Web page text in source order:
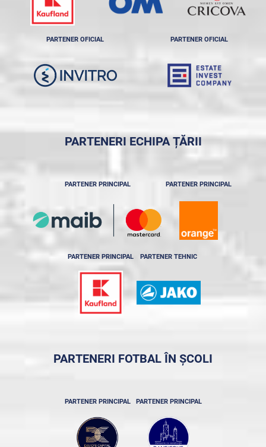
PARTENER OFICIAL PARTENER OFICIAL
PARTENERI ECHIPA ȚĂRII
PARTENER PRINCIPAL PARTENER PRINCIPAL
PARTENER PRINCIPAL PARTENER TEHNIC
PARTENERI FOTBAL ÎN ȘCOLI
PARTENER PRINCIPAL PARTENER PRINCIPAL